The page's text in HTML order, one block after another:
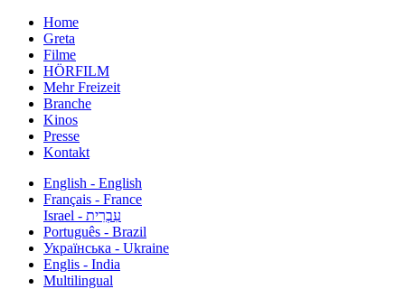
Home
Greta
Filme
HÖRFILM
Mehr Freizeit
Branche
Kinos
Presse
Kontakt
English - English
Français - France
עִבְרִית - Israel
Português - Brazil
Українська - Ukraine
Englis - India
Multilingual